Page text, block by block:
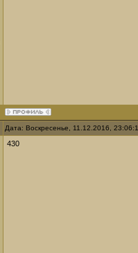
Дата: Воскресенье, 11.12.2016,
430